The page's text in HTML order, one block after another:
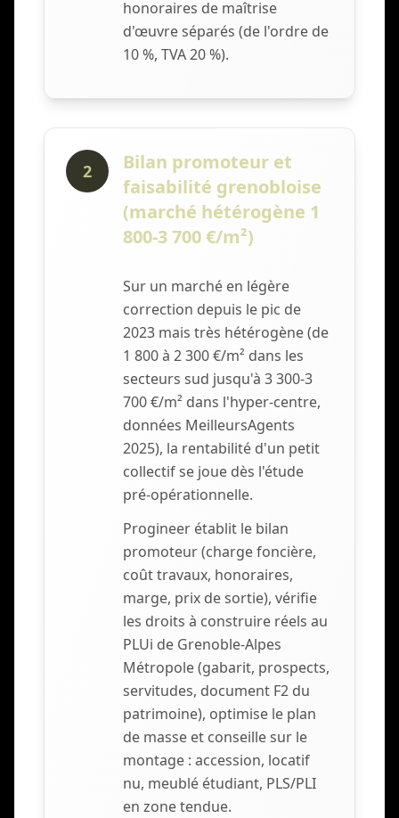
honoraires de maîtrise
d'œuvre séparés (de l'ordre de
10 %, TVA 20 %).
2
Bilan promoteur et
faisabilité grenobloise
(marché hétérogène 1
800-3 700 €/m²)
Sur un marché en légère
correction depuis le pic de
2023 mais très hétérogène (de
1 800 à 2 300 €/m² dans les
secteurs sud jusqu'à 3 300-3
700 €/m² dans l'hyper-centre,
données MeilleursAgents
2025), la rentabilité d'un petit
collectif se joue dès l'étude
pré-opérationnelle.
Progineer établit le bilan
promoteur (charge foncière,
coût travaux, honoraires,
marge, prix de sortie), vérifie
les droits à construire réels au
PLUi de Grenoble-Alpes
Métropole (gabarit, prospects,
servitudes, document F2 du
patrimoine), optimise le plan
de masse et conseille sur le
montage : accession, locatif
nu, meublé étudiant, PLS/PLI
en zone tendue.